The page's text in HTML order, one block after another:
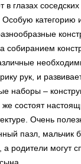
в глазах
категорию
собиранием
рук, и
наборы –
же состоят
Очень
пазл, мальчик
родители могут